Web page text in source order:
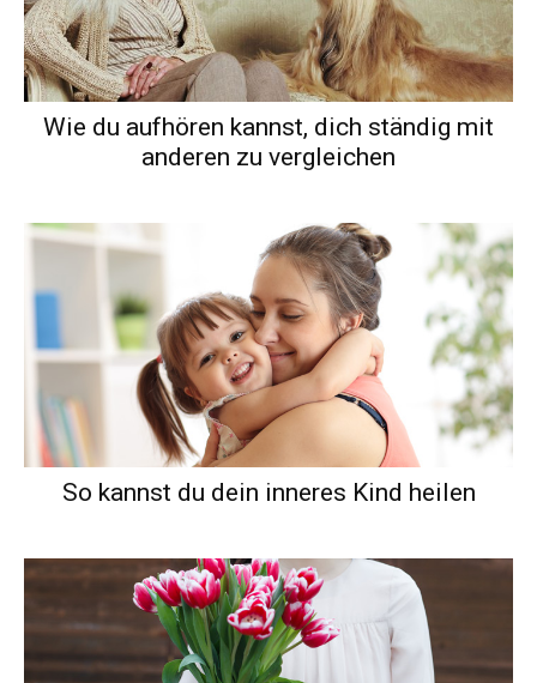
Wie du aufhören kannst, dich ständig mit
anderen zu vergleichen
So kannst du dein inneres Kind heilen